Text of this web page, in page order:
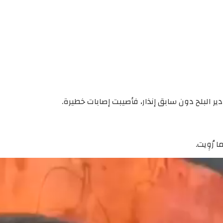
البلح دون سابق إنذار، فأصيبت إصابات خطيرة.
رُوِيت.